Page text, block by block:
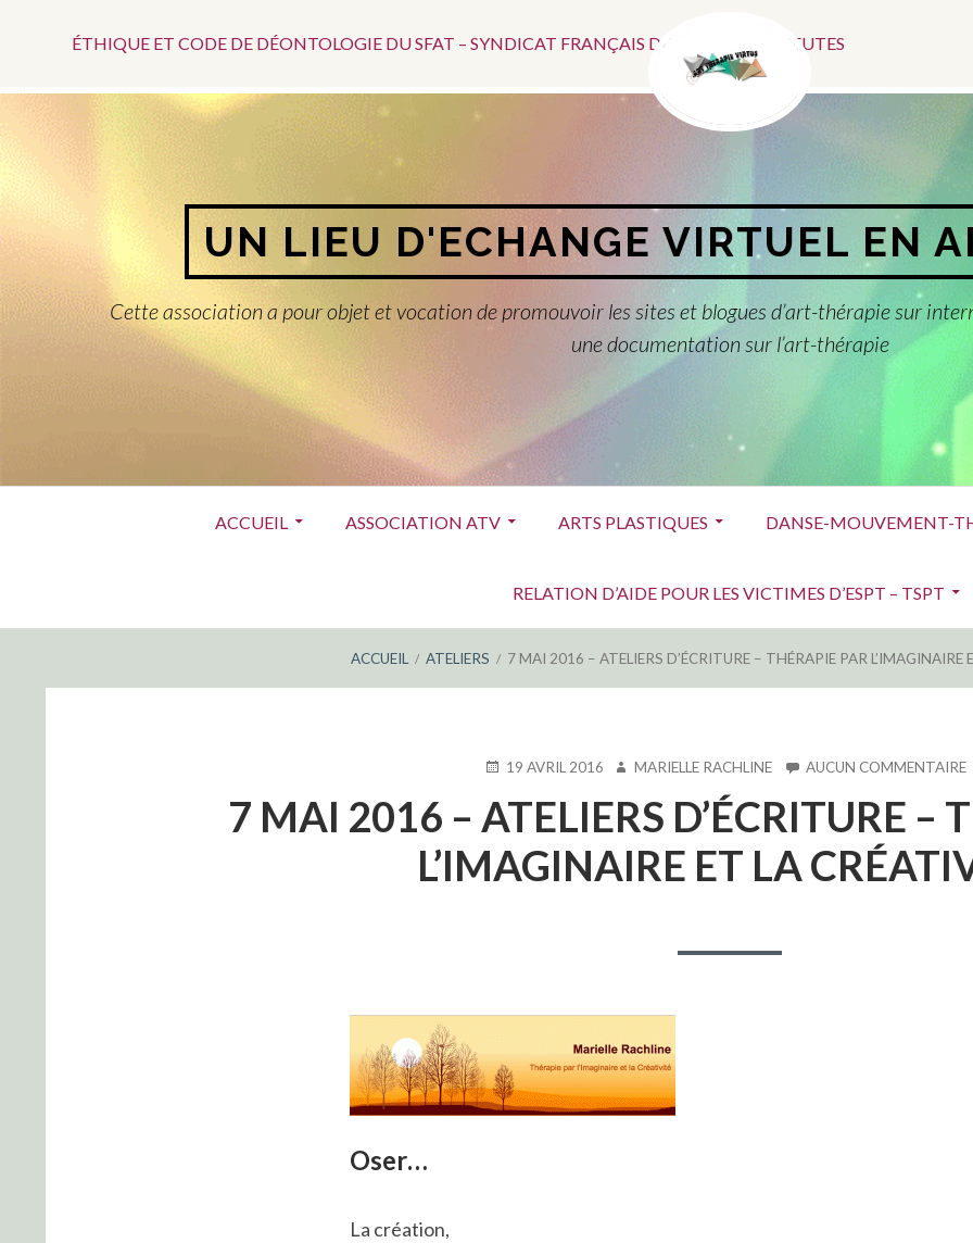
Top
ÉTHIQUE ET CODE DE DÉONTOLOGIE DU SFAT – SYNDICAT FRANÇAIS DES ART-THÉRAPEUTES
Social
UN LIEU D'ECHANGE VIRTUEL EN
Cette association a pour objet et vocation de promouvoir les sites et blogues d’art-thérapie sur
une documentation sur l’art-thérapie
ACCUEIL ASSOCIATION ATV ARTS PLASTIQUES DANSE-MOUVEMENT-
RELATION D’AIDE POUR LES VICTIMES D’ESPT – TSPT
ACCUEIL ATELIERS 7 MAI 2016 – ATELIERS D’ÉCRITURE – THÉRAPIE PAR L’IMAGINAIRE
PUBLIÉ19 AVRIL 2016 AUTEUR
MARIELLE RACHLINE AUCUN COMMENTAIRE
7 MAI 2016 – ATELIERS D’ÉCRITURE –
L’IMAGINAIRE ET LA
Oser…
La création,